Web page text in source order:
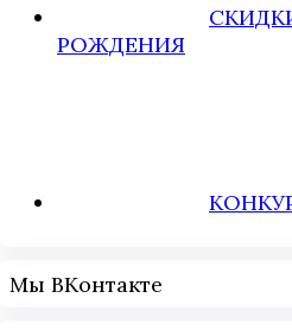
РОЖДЕНИЯ
Мы ВКонтакте